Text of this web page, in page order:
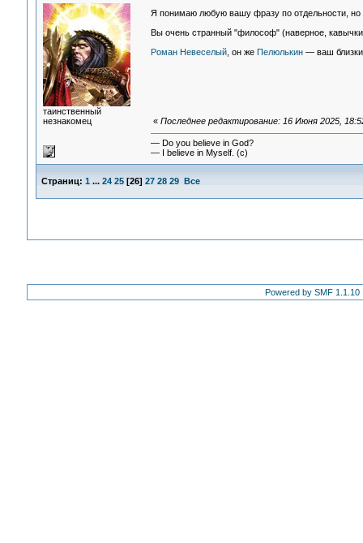
таинственный
незнакомец
Я понимаю любую вашу фразу по отдельности,
Вы очень странный "философ" (наверное,
Роман Невеселый, он же Пелюлькин— ваш
« Последнее редактирование: 16 Июня 2025,
— Do you believe in God?
— I believe in Myself. (c)
Страниц: 1 ... 24 25[26] 27 28 29 Все
Powered by SMF 1.1.10